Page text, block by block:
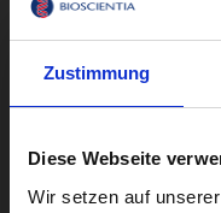
Zustimmung
Diese Webseite
Wir setzen auf
Lebensstil
Alle Diagnostik